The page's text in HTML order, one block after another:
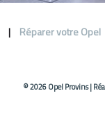
| Réparer votre Opel
© 2026 Opel Provins|